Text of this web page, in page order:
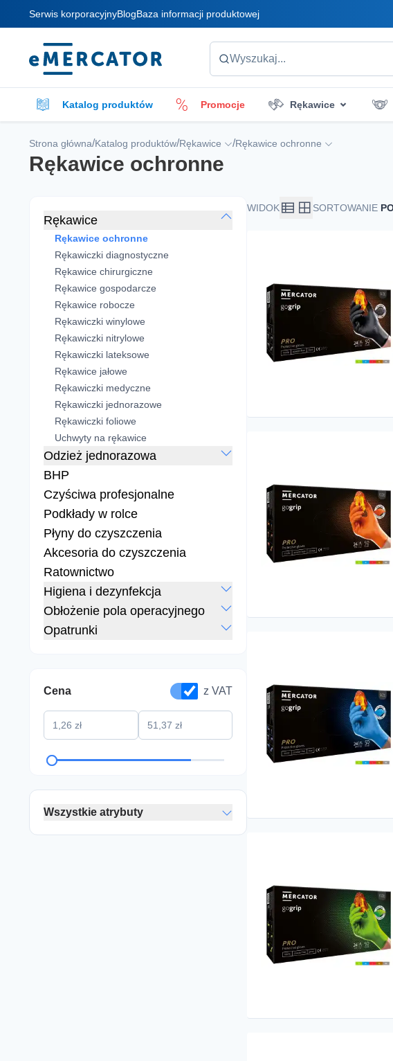
Serwis korporacyjnyBlogBaza informacji produktowej
Mercator
Wyszukaj...
Katalog produktów Promocje Rękawice
Płyny do czyszczenia Akcesoria do czyszczenia
Opatrunki
Strona główna/Katalog produktów/Rękawice /Rękawice ochronne
Rękawice ochronne
Rękawice
Rękawice ochronne
Rękawiczki diagnostyczne
Rękawice chirurgiczne
Rękawice gospodarcze
Rękawice robocze
Rękawiczki winylowe
Rękawiczki nitrylowe
Rękawiczki lateksowe
Rękawice jałowe
Rękawiczki medyczne
Rękawiczki jednorazowe
Rękawiczki foliowe
Uchwyty na rękawice
Odzież jednorazowa
BHP
Czyściwa profesjonalne
Podkłady w rolce
Płyny do czyszczenia
Akcesoria do czyszczenia
Ratownictwo
Higiena i dezynfekcja
Obłożenie pola operacyjnego
Opatrunki
Cena z VAT
Wszystkie atrybuty
WIDOK SORTOWANIE